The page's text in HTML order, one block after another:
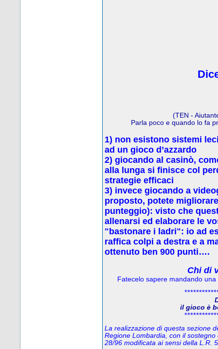
(TEN -
Parla poco e quando lo fa
1) non esistono sistemi
ad un gioco d’azzardo
2) giocando al casinò,
alla lunga si finisce col
strategie efficaci
3) invece giocando a
proposto, potete
punteggio): visto che
allenarsi ed elaborare le
"bastonare i ladri": io ad
raffica colpi a destra e a
ottenuto ben 900 punti….
Chi di
Fatecelo sapere mandando
il gioco è
La realizzazione di questa sezione
Regione Lombardia, con il
28/96 modificata ai sensi della L.R.